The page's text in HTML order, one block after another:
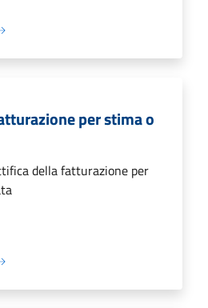
per stima o
della fatturazione per